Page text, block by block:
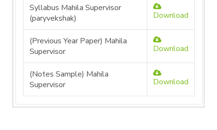
Syllabus Mahila Supervisor
(paryvekshak)
Download
(Previous Year Paper) Mahila
Supervisor
Download
(Notes Sample) Mahila
Supervisor
Download